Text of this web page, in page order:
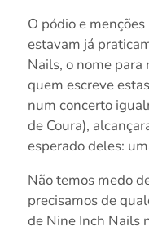
O pódio e
estavam já
Nails, o nome
quem escreve
num concerto
de Coura),
esperado deles:
Não temos medo
precisamos de
de Nine Inch Nails